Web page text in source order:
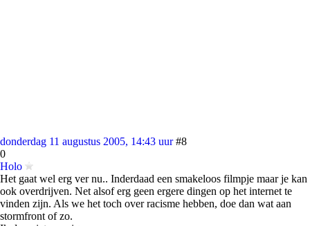
donderdag 11 augustus 2005, 14:43 uur #8
0
Holo
Het gaat wel erg ver nu.. Inderdaad een smakeloos filmpje maar je kan
ook overdrijven. Net alsof erg geen ergere dingen op het internet te
vinden zijn. Als we het toch over racisme hebben, doe dan wat aan
stormfront of zo.